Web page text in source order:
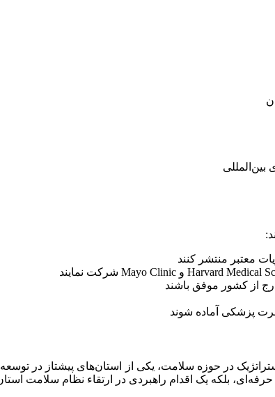
معتبر منتشر کنند
از کشور موفق باشند
در حوزه سلامت، یکی از استان‌های پیشتاز در
بلکه یک اقدام راهبردی در ارتقاء نظام سلامت